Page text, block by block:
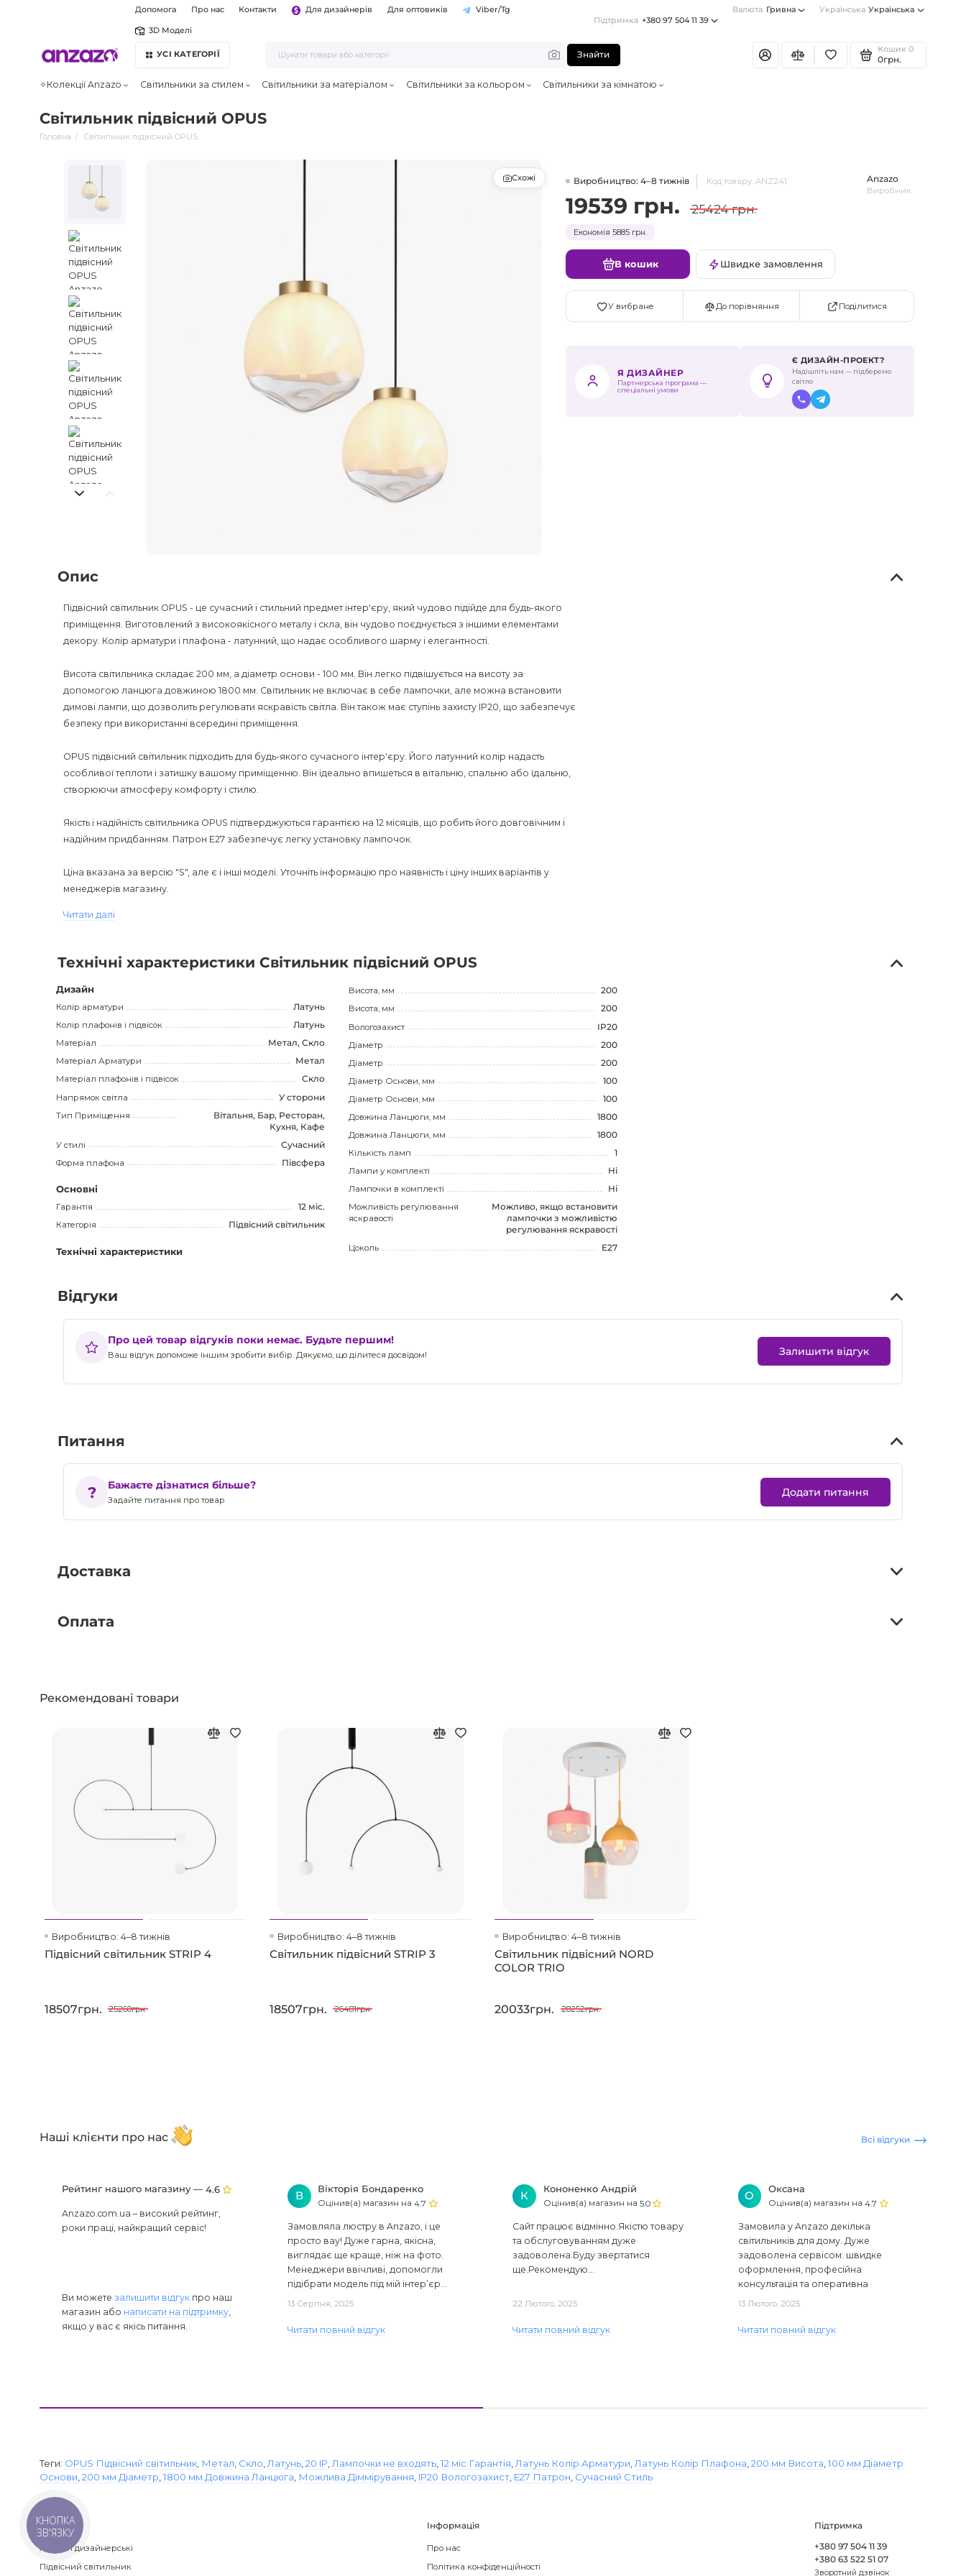
Допомога Про нас Контакти Для дизайнерів Для оптовиків Viber/Tg
3D Моделі
Підтримка +380 97 504 11 39
Валюта Гривна Українська Українська
УСІ КАТЕГОРІЇ Знайти
Кошик 0
0грн.
✧Колекції Anzazo Світильники за стилем Світильники за матеріалом Світильники за кольором Світильники за кімнатою
Світильник підвісний OPUS
Головна Світильник підвісний OPUS
Схожі Виробництво: 4–8 тижнів Код товару: ANZ241
Anzazo
Виробник
19539 грн. 25424 грн.
Економія 5885 грн.
В кошик Швидке замовлення
У вибране До порівняння Поділитися
Я ДИЗАЙНЕР
Партнерська програма —
спеціальні умови
Є ДИЗАЙН-ПРОЕКТ?
Надішліть нам — підберемо
світло
Опис
Підвісний світильник OPUS - це сучасний і стильний предмет інтер'єру, який чудово підійде для будь-якого
приміщення. Виготовлений з високоякісного металу і скла, він чудово поєднується з іншими елементами
декору. Колір арматури і плафона - латунний, що надає особливого шарму і елегантності.
Висота світильника складає 200 мм, а діаметр основи - 100 мм. Він легко підвішується на висоту за
допомогою ланцюга довжиною 1800 мм. Світильник не включає в себе лампочки, але можна встановити
димові лампи, що дозволить регулювати яскравість світла. Він також має ступінь захисту IP20, що забезпечує
безпеку при використанні всередині приміщення.
OPUS підвісний світильник підходить для будь-якого сучасного інтер'єру. Його латунний колір надасть
особливої теплоти і затишку вашому приміщенню. Він ідеально впишеться в вітальню, спальню або їдальню,
створюючи атмосферу комфорту і стилю.
Якість і надійність світильника OPUS підтверджуються гарантією на 12 місяців, що робить його довговічним і
надійним придбанням. Патрон E27 забезпечує легку установку лампочок.
Ціна вказана за версію "S", але є і інші моделі. Уточніть інформацію про наявність і ціну інших варіантів у
менеджерів магазину.
OPUS підвісний світильник - це не тільки джерело світла, але й стильний акцент, який покращить і
модну атмосферу. Відчуйте себе особливим з OPUS підвісним світильником!
Читати далі
Технічні характеристики Світильник підвісний OPUS
Дизайн
Колір арматури
Латунь
Колір плафонів і підвісок
Латунь
Матеріал
Метал, Скло
Матеріал Арматури
Метал
Матеріал плафонів і підвісок
Скло
Напрямок світла
У сторони
Тип Приміщення
Вітальня, Бар, Ресторан,
Кухня, Кафе
У стилі
Сучасний
Форма плафона
Півсфера
Основні
Гарантія
12 міс.
Категорія
Підвісний світильник
Технічні характеристики
Висота, мм
200
Висота, мм
200
Вологозахист
IP20
Діаметр
200
Діаметр
200
Діаметр Основи, мм
100
Діаметр Основи, мм
100
Довжина Ланцюги, мм
1800
Довжина Ланцюги, мм
1800
Кількість ламп
1
Лампи у комплекті
Ні
Лампочки в комплекті
Ні
Можливість регулювання
яскравості
Можливо, якщо встановити
лампочки з можливістю
регулювання яскравості
Цоколь
E27
Відгуки
Про цей товар відгуків поки немає. Будьте першим!
Ваш відгук допоможе іншим зробити вибір. Дякуємо, що ділитеся досвідом! Залишити відгук
Питання
Бажаєте дізнатися більше?
Задайте питання про товар
Додати питання
Доставка
Оплата
Рекомендовані товари
Виробництво: 4–8 тижнів
Підвісний світильник STRIP 4
18507грн. 25260грн.
Виробництво: 4–8 тижнів
Світильник підвісний STRIP 3
18507грн. 26481грн.
Виробництво: 4–8 тижнів
Світильник підвісний NORD
COLOR TRIO
20033грн. 28252грн.
Наші клієнти про нас Всі відгуки
Рейтинг нашого магазину —4.6
Anzazo.com.ua – високий рейтинг,
роки праці, найкращий сервіс!
Ви можете залишити відгук про наш
магазин або написати на підтримку
якщо у вас є якісь питання.
В
Вікторія Бондаренко
Оцінив(а) магазин на4.7
Замовляла люстру в Anzazo, і це
просто вау! Дуже гарна, якісна,
виглядає ще краще, ніж на фото.
Менеджери ввічливі, допомогли
підібрати модель під мій інтер’єр...
13 Серпня, 2025
Читати повний відгук
К
Кононенко Андрій
Оцінив(а) магазин на 5.0
Сайт працює відмінно.Якістю товару
та обслуговуванням дуже
задоволена.Буду звертатися
ще.Рекомендую...
22 Лютого, 2025
Читати повний відгук
О
Оксана
Оцінив(а) магазин на4.7
Замовила у Anzazo декілька
світильників для дому. Дуже
задоволена сервісом: швидке
оформлення, професійна
консультація та оперативна
13 Лютого, 2025
Читати повний відгук
Теги: OPUS Підвісний світильник Метал Скло Латунь ,20 IP Лампочки не входять ,12 міс Гарантія Латунь Колір Арматури Латунь Колір Плафона ,200 мм Висота ,100 мм Діаметр
Основи ,200 мм Діаметр ,1800 мм Довжина Ланцюга Можлива Діммірування IP20 Вологозахист E27 Патрон Сучасний Стиль
Категорії
Люстри дизайнерські
Підвісний світильник
Інформація
Про нас
Політика конфіденційності
Підтримка
+380 97 504 11 39
+380 63 522 51 07
Зворотний дзвінок
КНОПКА
ЗВ'ЯЗКУ